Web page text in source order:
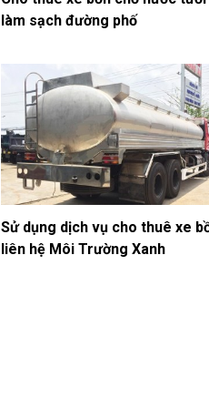
làm sạch đường phố
Sử dụng dịch vụ cho thuê xe
liên hệ Môi Trường Xanh